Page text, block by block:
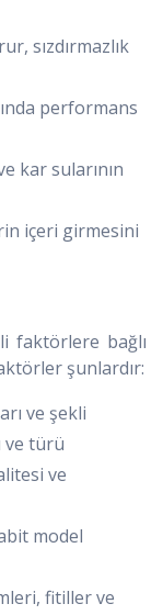
sızdırmazlık
performans
kar sularının
içeri girmesini
faktörlere bağlı
şunlardır:
ve şekli
ve türü
ve
model
fitiller ve